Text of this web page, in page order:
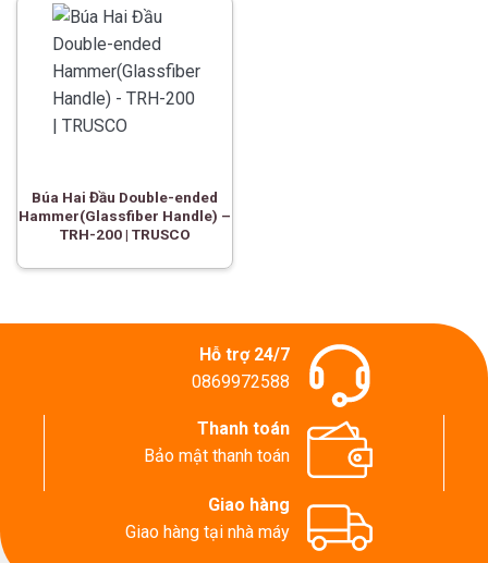
Búa Hai Đầu Double-ended
Hammer(Glassfiber Handle) –
TRH-200 | TRUSCO
Hỗ trợ 24/7
0869972588
Thanh toán
Bảo mật thanh toán
Giao hàng
Giao hàng tại nhà máy